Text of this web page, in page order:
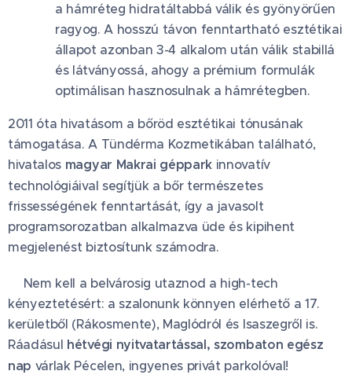
a hámréteg hidratáltabbá válik és gyönyörűen
ragyog. A hosszú távon fenntartható esztétikai
állapot azonban 3-4 alkalom után válik stabillá
és látványossá, ahogy a prémium formulák
optimálisan hasznosulnak a hámrétegben.
2011 óta hivatásom a bőröd esztétikai tónusának
támogatása. A Tündérma Kozmetikában található,
hivatalos magyar Makrai géppark innovatív
technológiáival segítjük a bőr természetes
frissességének fenntartását, így a javasolt
programsorozatban alkalmazva üde és kipihent
megjelenést biztosítunk számodra.
🛡️Nem kell a belvárosig utaznod a high-tech
kényeztetésért: a szalonunk könnyen elérhető a 17.
kerületből (Rákosmente), Maglódról és Isaszegről is.
Ráadásul hétvégi nyitvatartással, szombaton egész
nap várlak Pécelen, ingyenes privát parkolóval! 🚗